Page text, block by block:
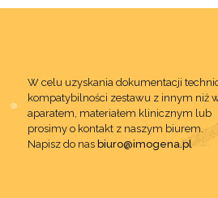
W celu uzyskania dokumentacji
kompatybilności zestawu z innym niż
aparatem, materiałem klinicznym
prosimy o kontakt z naszym biurem.
Napisz do nas biuro@imogena.pl